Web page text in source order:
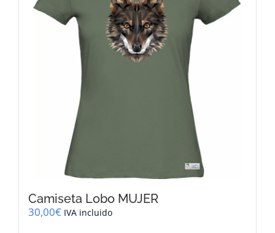
CARRITO
Camiseta Lobo MUJER
30,00€ IVA incluido